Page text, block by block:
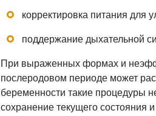
корректировка питания для
поддержание дыхательной
При выраженных формах и
послеродовом периоде может
беременности такие процедуры
сохранение текущего состояния